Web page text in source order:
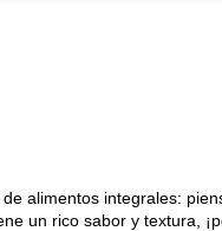
alimentos integrales:
un rico sabor y textura,